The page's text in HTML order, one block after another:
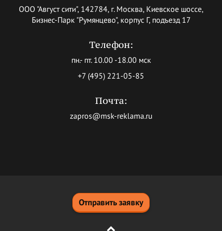
ООО "Август сити", 142784, г. Москва, Киевское шоссе,
Бизнес-Парк "Румянцево", корпус Г, подъезд 17
Телефон:
пн.- пт. 10.00 -18.00 мск
+7 (495) 221-05-85
Почта:
zapros@msk-reklama.ru
Отправить заявку